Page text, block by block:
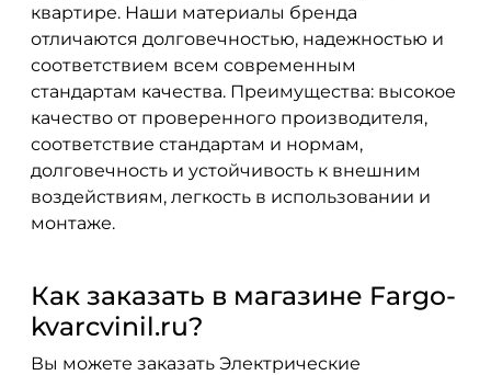
квартире. Наши материалы бренда
отличаются долговечностью, надежностью и
соответствием всем современным
стандартам качества. Преимущества: высокое
качество от проверенного производителя,
соответствие стандартам и нормам,
долговечность и устойчивость к внешним
воздействиям, легкость в использовании и
монтаже.
Как заказать в магазине Fargo-
kvarcvinil.ru?
Вы можете заказать Электрические